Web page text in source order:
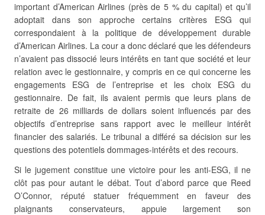
important d’American Airlines (près de 5 % du capital) et qu’il
adoptait dans son approche certains critères ESG qui
correspondaient à la politique de développement durable
d’American Airlines. La cour a donc déclaré que les défendeurs
n’avaient pas dissocié leurs intérêts en tant que société et leur
relation avec le gestionnaire, y compris en ce qui concerne les
engagements ESG de l’entreprise et les choix ESG du
gestionnaire. De fait, ils avaient permis que leurs plans de
retraite de 26 milliards de dollars soient influencés par des
objectifs d’entreprise sans rapport avec le meilleur intérêt
financier des salariés. Le tribunal a différé sa décision sur les
questions des potentiels dommages-intérêts et des recours.
Si le jugement constitue une victoire pour les anti-ESG, il ne
clôt pas pour autant le débat. Tout d’abord parce que Reed
O’Connor, réputé statuer fréquemment en faveur des
plaignants conservateurs, appuie largement son